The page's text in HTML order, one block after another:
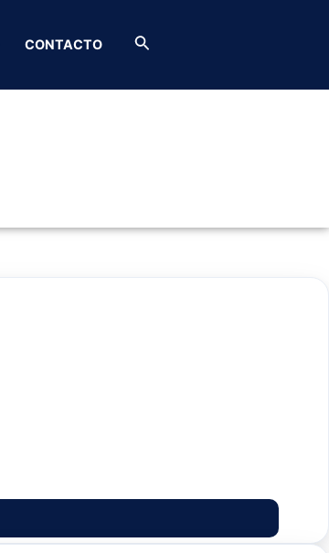
CONTACTO Buscar